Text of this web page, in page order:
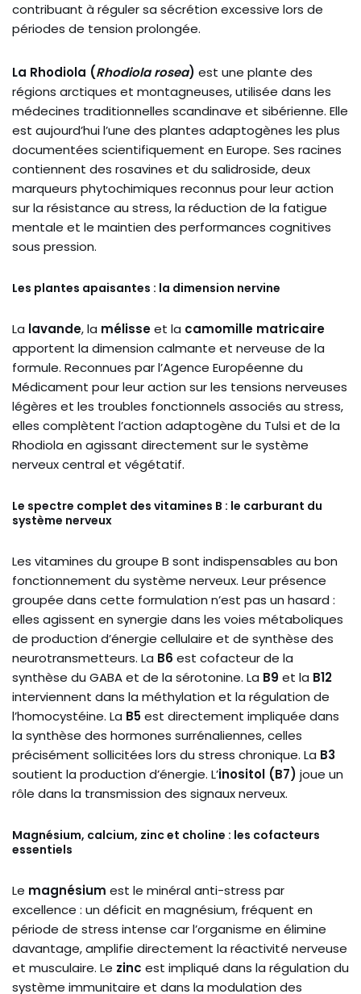
contribuant à réguler sa sécrétion excessive lors de
périodes de tension prolongée.
La Rhodiola (Rhodiola rosea) est une plante des
régions arctiques et montagneuses, utilisée dans les
médecines traditionnelles scandinave et sibérienne. Elle
est aujourd’hui l’une des plantes adaptogènes les plus
documentées scientifiquement en Europe. Ses racines
contiennent des rosavines et du salidroside, deux
marqueurs phytochimiques reconnus pour leur action
sur la résistance au stress, la réduction de la fatigue
mentale et le maintien des performances cognitives
sous pression.
Les plantes apaisantes : la dimension nervine
La lavande, la mélisseet la camomille matricaire
apportent la dimension calmante et nerveuse de la
formule. Reconnues par l’Agence Européenne du
Médicament pour leur action sur les tensions nerveuses
légères et les troubles fonctionnels associés au stress,
elles complètent l’action adaptogène du Tulsi et de la
Rhodiola en agissant directement sur le système
nerveux central et végétatif.
Le spectre complet des vitamines B : le carburant du
système nerveux
Les vitamines du groupe B sont indispensables au bon
fonctionnement du système nerveux. Leur présence
groupée dans cette formulation n’est pas un hasard :
elles agissent en synergie dans les voies métaboliques
de production d’énergie cellulaire et de synthèse des
neurotransmetteurs. La B6 est cofacteur de la
synthèse du GABA et de la sérotonine. La B9 et la B12
interviennent dans la méthylation et la régulation de
l’homocystéine. La B5est directement impliquée dans
la synthèse des hormones surrénaliennes, celles
précisément sollicitées lors du stress chronique. La B3
soutient la production d’énergie. L’inositol (B7) joue un
rôle dans la transmission des signaux nerveux.
Magnésium, calcium, zinc et choline : les cofacteurs
essentiels
Le magnésium est le minéral anti-stress par
excellence : un déficit en magnésium, fréquent en
période de stress intense car l’organisme en élimine
davantage, amplifie directement la réactivité nerveuse
et musculaire. Le zinc est impliqué dans la régulation du
système immunitaire et dans la modulation des